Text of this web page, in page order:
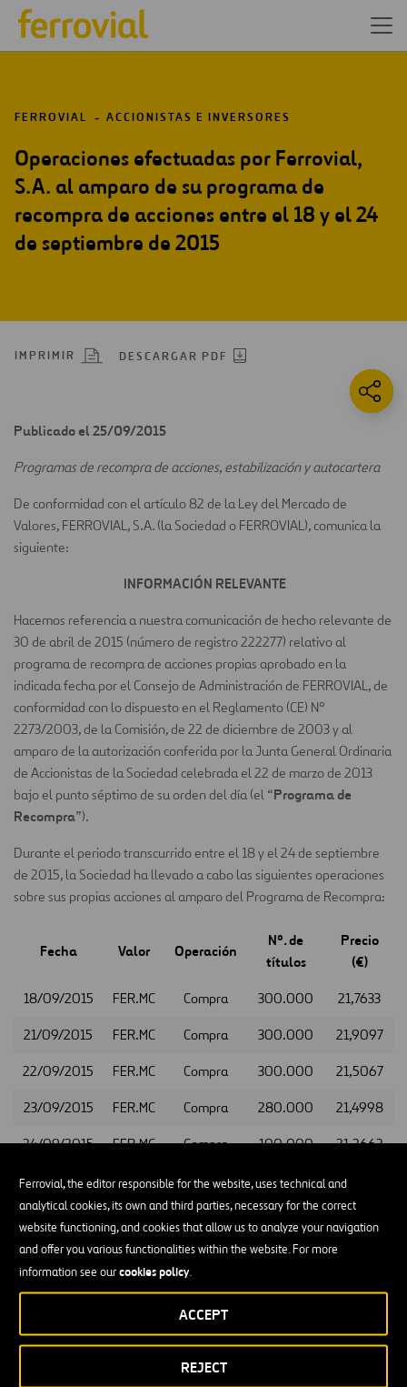
Ferrovial, the editor responsible for the website, uses technical and
analytical cookies, its own and third parties, necessary for the correct
website functioning, and cookies that allow us to analyze your navigation
and offer you various functionalities within the website. For more
information see ourcookies policy.
REJECT
ACCEPT
FERROVIAL ACCIONISTAS E INVERSORES
Operaciones efectuadas por Ferrovial,
S.A. al amparo de su programa de
recompra de acciones entre el 18 y el 24
de septiembre de 2015
IMPRIMIR DESCARGAR PDF
Publicado el 25/09/2015
Programas de recompra de acciones, estabilización y autocartera
De conformidad con el artículo 82 de la Ley del Mercado de
Valores, FERROVIAL, S.A. (la Sociedad o FERROVIAL), comunica la
siguiente:
INFORMACIÓN RELEVANTE
Hacemos referencia a nuestra comunicación de hecho relevante de
30 de abril de 2015 (número de registro 222277) relativo al
programa de recompra de acciones propias aprobado en la
indicada fecha por el Consejo de Administración de FERROVIAL, de
conformidad con lo dispuesto en el Reglamento (CE) Nº
2273/2003, de la Comisión, de 22 de diciembre de 2003 y al
amparo de la autorización conferida por la Junta General Ordinaria
de Accionistas de la Sociedad celebrada el 22 de marzo de 2013
bajo el punto séptimo de su orden del día (el “Programa de
Recompra”).
Durante el periodo transcurrido entre el 18 y el 24 de septiembre
de 2015, la Sociedad ha llevado a cabo las siguientes operaciones
sobre sus propias acciones al amparo del Programa de Recompra:
Fecha Valor Operación
Nº. de
títulos
Precio
(€)
18/09/2015 FER.MC Compra 300.000 21,7633
21/09/2015 FER.MC Compra 300.000 21,9097
22/09/2015 FER.MC Compra 300.000 21,5067
23/09/2015 FER.MC Compra 280.000 21,4998
24/09/2015 FER.MC Compra 100.000 21,2662
Lo cual ponemos en su conocimiento a los efectos oportunos.
Madrid, 25 de septiembre de 2015
Secretario del Consejo de Administración de Ferrovial, S.A.